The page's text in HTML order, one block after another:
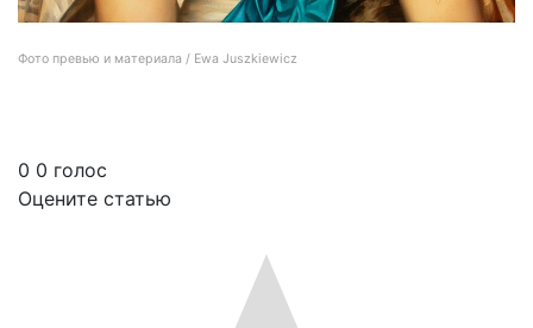
Фото превью и материала / Ewa Juszkiewicz
0 0 голос
Оцените статью